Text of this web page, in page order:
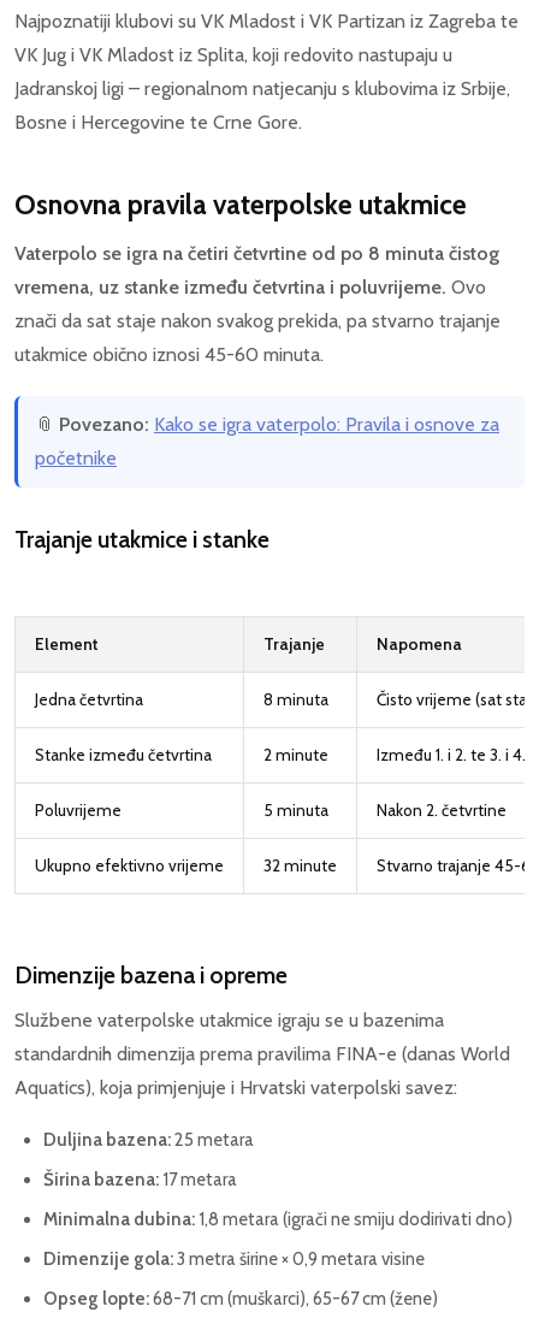
Najpoznatiji klubovi su VK Mladost i VK Partizan iz Zagreba te
VK Jug i VK Mladost iz Splita, koji redovito nastupaju u
Jadranskoj ligi – regionalnom natjecanju s klubovima iz Srbije,
Bosne i Hercegovine te Crne Gore.
Osnovna pravila vaterpolske utakmice
Vaterpolo se igra na četiri četvrtine od po 8 minuta čistog
vremena, uz stanke između četvrtina i poluvrijeme. Ovo
znači da sat staje nakon svakog prekida, pa stvarno trajanje
utakmice obično iznosi 45-60 minuta.
📎 Povezano: Kako se igra vaterpolo: Pravila i osnove za
početnike
Trajanje utakmice i stanke
Element Trajanje Napomena
Jedna četvrtina 8 minuta Čisto vrijeme (sat
Stanke između četvrtina 2 minute Između 1. i 2. te 3. i 4.
Poluvrijeme 5 minuta Nakon 2. četvrtine
Ukupno efektivno vrijeme 32 minute Stvarno trajanje 45-
Dimenzije bazena i opreme
Službene vaterpolske utakmice igraju se u bazenima
standardnih dimenzija prema pravilima FINA-e (danas World
Aquatics), koja primjenjuje i Hrvatski vaterpolski savez:
Duljina bazena:25 metara
Širina bazena: 17 metara
Minimalna dubina: 1,8 metara (igrači ne smiju dodirivati dno)
Dimenzije gola:3 metra širine × 0,9 metara visine
Opseg lopte:68-71 cm (muškarci), 65-67 cm (žene)